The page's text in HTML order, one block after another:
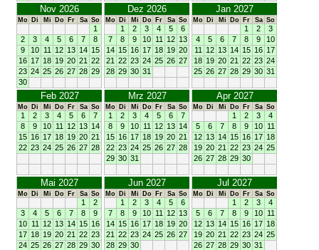
Nov 2026
Mo Di Mi Do Fr Sa So
1
2
3 4 5 6 7
8
9
10 11 12 13 14 15
16 17 18 19 20 21 22
23 24 25 26 27 28 29
30
Dez 2026
Mo Di Mi Do Fr Sa So
1 2 3 4 5
6
7
8 9 10 11 12 13
14 15 16 17 18 19 20
21 22 23 24 25 26 27
28 29 30 31
Jan 2027
Mo Di Mi Do Fr Sa So
1 2
3
4
5 6 7 8 9
10
11
12 13 14 15 16 17
18 19 20 21 22 23 24
25 26 27 28 29 30 31
Feb 2027
Mo Di Mi Do Fr Sa So
1 2 3 4 5 6
7
8
9 10 11 12 13 14
15 16 17 18 19 20 21
22 23 24 25 26 27 28
Mrz 2027
Mo Di Mi Do Fr Sa So
1 2 3 4 5 6
7
8
9 10 11 12 13 14
15 16 17 18 19 20 21
22 23 24 25 26 27 28
29 30 31
Apr 2027
Mo Di Mi Do Fr Sa So
1 2 3
4
5
6 7 8 9 10 11
12 13 14 15 16 17 18
19 20 21 22 23 24 25
26 27 28 29 30
Mai 2027
Mo Di Mi Do Fr Sa So
1
2
3
4 5 6 7 8
9
10 11 12 13 14 15 16
17 18 19 20 21 22 23
24 25 26 27 28 29 30
Jun 2027
Mo Di Mi Do Fr Sa So
1 2 3 4 5
6
7
8 9 10 11 12 13
14 15 16 17 18 19 20
21 22 23 24 25 26 27
28 29 30
Jul 2027
Mo Di Mi Do Fr Sa So
1 2 3
4
5
6 7 8 9 10 11
12 13 14 15 16 17 18
19 20 21 22 23 24 25
26 27 28 29 30 31